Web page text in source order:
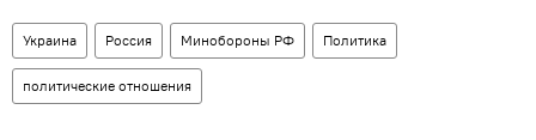
Украина Россия Минобороны РФ Политика
политические отношения